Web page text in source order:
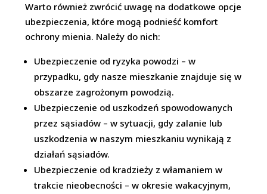
Warto również zwrócić uwagę na dodatkowe opcje
ubezpieczenia, które mogą podnieść komfort
ochrony mienia. Należy do nich:
Ubezpieczenie od ryzyka powodzi – w
przypadku, gdy nasze mieszkanie znajduje się w
obszarze zagrożonym powodzią.
Ubezpieczenie od uszkodzeń spowodowanych
przez sąsiadów – w sytuacji, gdy zalanie lub
uszkodzenia w naszym mieszkaniu wynikają z
działań sąsiadów.
Ubezpieczenie od kradzieży z włamaniem w
trakcie nieobecności – w okresie wakacyjnym,